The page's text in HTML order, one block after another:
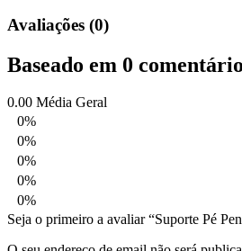
Avaliações (0)
Baseado em 0
0.00 Média Geral
0%
0%
0%
0%
0%
Seja o primeiro a avaliar “Suporte Pé